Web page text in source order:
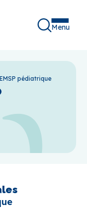
Menu
EMSP pédiatrique